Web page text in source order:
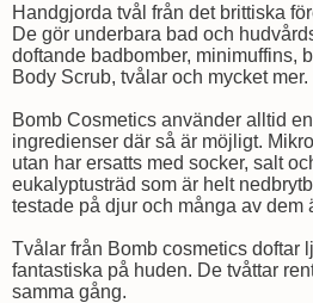
Handgjorda tvål från det brittiska
De gör underbara bad och
doftande badbomber, minimuffins,
Body Scrub, tvålar och mycket mer.
Bomb Cosmetics använder alltid
ingredienser där så är möjligt.
utan har ersatts med socker, salt
eukalyptusträd som är helt
testade på djur och många av dem
Tvålar från Bomb cosmetics doftar
fantastiska på huden. De tvåttar
samma gång.